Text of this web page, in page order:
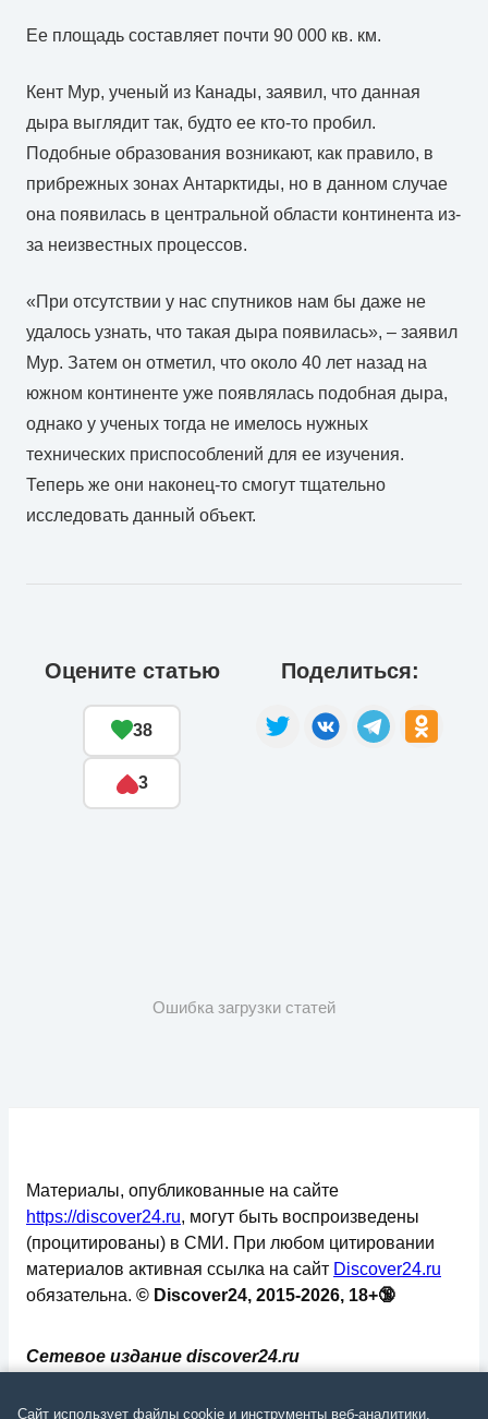
Ее площадь составляет почти 90 000 кв. км.
Кент Мур, ученый из Канады, заявил, что данная
дыра выглядит так, будто ее кто-то пробил.
Подобные образования возникают, как правило, в
прибрежных зонах Антарктиды, но в данном случае
она появилась в центральной области континента из-
за неизвестных процессов.
«При отсутствии у нас спутников нам бы даже не
удалось узнать, что такая дыра появилась», – заявил
Мур. Затем он отметил, что около 40 лет назад на
южном континенте уже появлялась подобная дыра,
однако у ученых тогда не имелось нужных
технических приспособлений для ее изучения.
Теперь же они наконец-то смогут тщательно
исследовать данный объект.
Оцените статью
38
3
Поделиться:
Ошибка загрузки статей
Сетевое издание discover24.ru
надзору в сфере связи, информационных
Материалы, опубликованные на сайте
https://discover24.ru, могут быть воспроизведены
(процитированы) в СМИ. При любом цитировании
материалов активная ссылка на сайт Discover24.ru
обязательна. © Discover24, 2015-2026, 18+🔞
Сайт использует файлы cookie и инструменты веб-аналитики.